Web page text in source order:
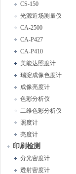
CS-150
光源近场测量仪
CA-2500
CA-P427
CA-P410
美能达照度计
瑞淀成像色度计
成像亮度计
色彩分析仪
二维色彩分析仪
照度计
亮度计
印刷检测
分光密度计
透射密度计